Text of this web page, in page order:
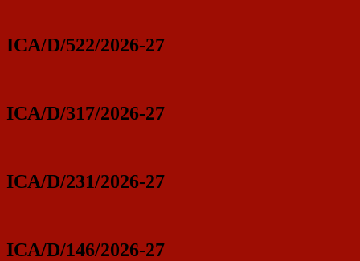
ICA/D/522/2026-27
ICA/D/317/2026-27
ICA/D/231/2026-27
ICA/D/146/2026-27